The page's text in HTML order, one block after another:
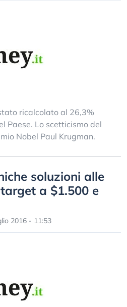
ricalcolato al 26,3%
Paese. Lo scetticismo del
Nobel Paul Krugman.
soluzioni alle
a $1.500 e
2016 - 11:53